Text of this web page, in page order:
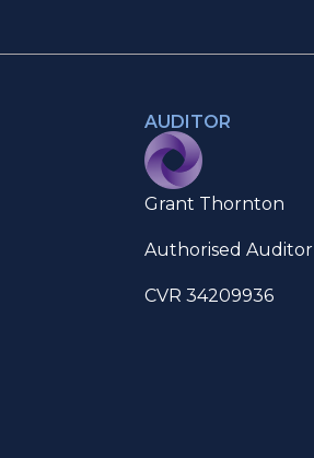
AUDITOR
Grant Thornton
Authorised Auditor
CVR 34209936